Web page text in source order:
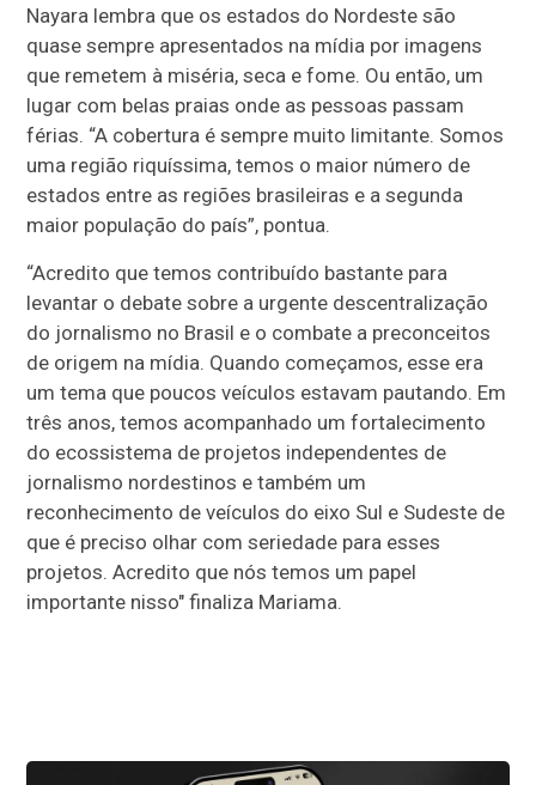
Nayara lembra que os estados do Nordeste são
quase sempre apresentados na mídia por imagens
que remetem à miséria, seca e fome. Ou então, um
lugar com belas praias onde as pessoas passam
férias. “A cobertura é sempre muito limitante. Somos
uma região riquíssima, temos o maior número de
estados entre as regiões brasileiras e a segunda
maior população do país”, pontua.
“Acredito que temos contribuído bastante para
levantar o debate sobre a urgente descentralização
do jornalismo no Brasil e o combate a preconceitos
de origem na mídia. Quando começamos, esse era
um tema que poucos veículos estavam pautando. Em
três anos, temos acompanhado um fortalecimento
do ecossistema de projetos independentes de
jornalismo nordestinos e também um
reconhecimento de veículos do eixo Sul e Sudeste de
que é preciso olhar com seriedade para esses
projetos. Acredito que nós temos um papel
importante nisso" finaliza Mariama.